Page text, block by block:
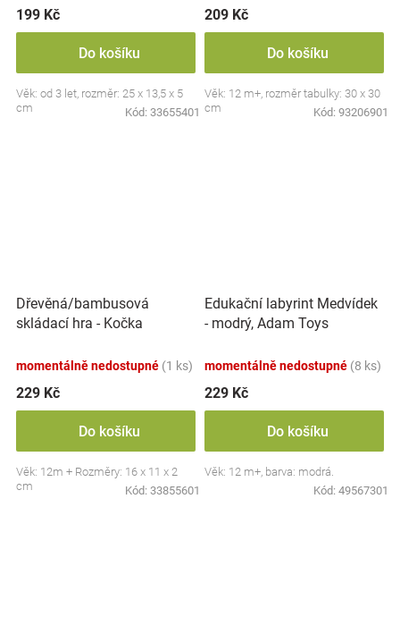
199 Kč
Do košíku
Věk: od 3 let, rozměr: 25 x 13,5 x 5
cm
Kód: 33655401
209 Kč
Do košíku
Věk: 12 m+, rozměr tabulky: 30 x 30
cm
Kód: 93206901
Dřevěná/bambusová
skládací hra - Kočka
momentálně nedostupné (1 ks)
229 Kč
Do košíku
Věk: 12m + Rozměry: 16 x 11 x 2
cm
Kód: 33855601
Edukační labyrint Medvídek
- modrý, Adam Toys
momentálně nedostupné (8 ks)
229 Kč
Do košíku
Věk: 12 m+, barva: modrá.
Kód: 49567301